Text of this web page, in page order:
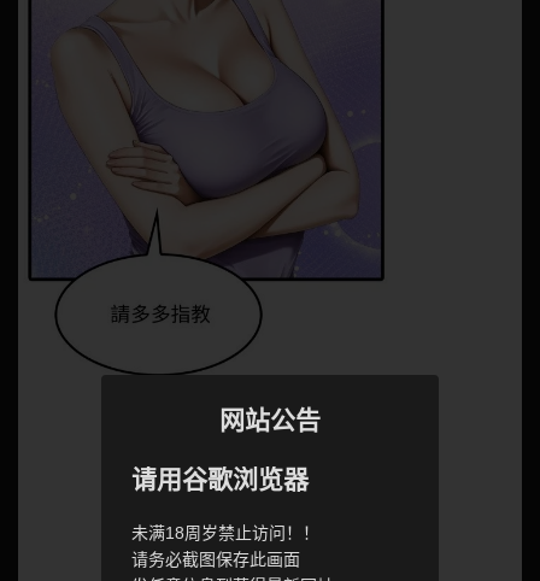
网站公告
请用谷歌浏览器
未满18周岁禁止访问！！
请务必截图保存此画面